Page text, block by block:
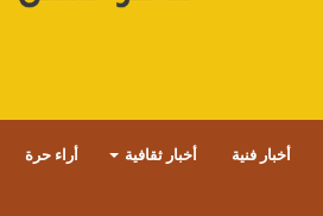
أخبار فنية أخبار ثقافية أراء حرة